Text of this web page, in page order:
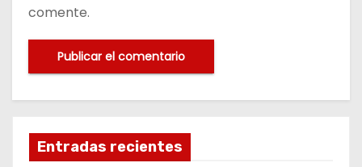
comente.
Entradas recientes